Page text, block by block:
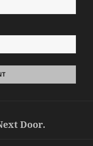
Door.